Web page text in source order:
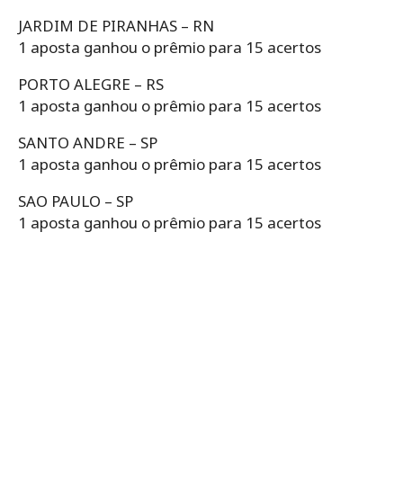
JARDIM DE PIRANHAS – RN
1 aposta ganhou o prêmio para 15 acertos
PORTO ALEGRE – RS
1 aposta ganhou o prêmio para 15 acertos
SANTO ANDRE – SP
1 aposta ganhou o prêmio para 15 acertos
SAO PAULO – SP
1 aposta ganhou o prêmio para 15 acertos